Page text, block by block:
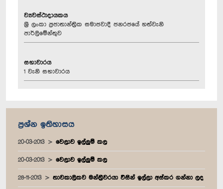
ව්‍යවස්ථාදායකය
ශ්‍රී ලංකා ප්‍රජාතාන්ත්‍රික සමාජවාදී ජනරජයේ හත්වැනි
පාර්ලිමේන්තුව
සභාවාරය
1 වැනි සභාවාරය
ප්‍රශ්න ඉතිහාසය
20-03-2013 වෙලාව ඉල්ලුම් කල
20-03-2013 වෙලාව ඉල්ලුම් කල
28-11-2013 තාවකාලිකව මන්ත්‍රීවරයා විසින් ඉල්ලා අස්කර ගන්නා ලද